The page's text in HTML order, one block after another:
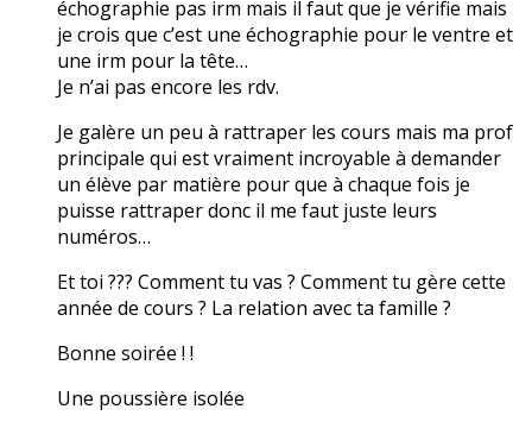
échographie pas irm mais il faut que je vérifie mais
je crois que c’est une échographie pour le ventre et
une irm pour la tête…
Je n’ai pas encore les rdv.
Je galère un peu à rattraper les cours mais ma prof
principale qui est vraiment incroyable à demander
un élève par matière pour que à chaque fois je
puisse rattraper donc il me faut juste leurs
numéros…
Et toi ??? Comment tu vas ? Comment tu gère cette
année de cours ? La relation avec ta famille ?
Bonne soirée ! !
Une poussière isolée